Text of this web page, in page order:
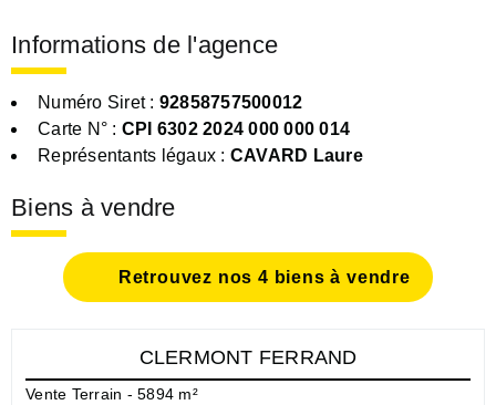
Informations de l'agence
Numéro Siret : 92858757500012
Carte N° : CPI 6302 2024 000 000 014
Représentants légaux : CAVARD Laure
Biens à vendre
Retrouvez nos 4 biens à vendre
CLERMONT FERRAND
Vente Terrain - 5894 m²